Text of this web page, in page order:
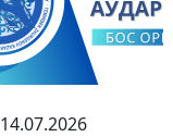
14.07.2026